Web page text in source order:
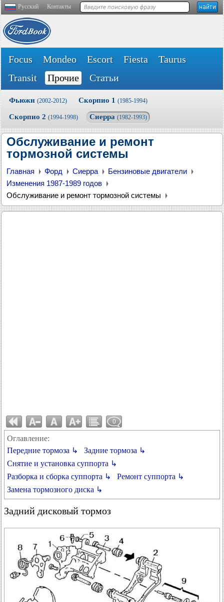
Русский Контакты
Focus Mondeo Escort Fiesta
Taurus
Transit
Прочие Статьи
Фьюжн (2002-2012) Скорпио 1 (1985-1994)
Скорпио 2 (1994-1998) Сиерра (1982-1993)
Обслуживание и ремонт
тормозной системы
Главная Форд Сиерра
Бензиновые двигатели
Изменения 1987-1989 годов
Обслуживание и ремонт тормозной системы
0
Оглавление:
Передние тормоза ↳
Задние тормоза ↳
Снятие и установка суппорта ↳
Разборка и сборка суппорта ↳
Ремонт суппорта ↳
Замена тормозного диска ↳
Задний дисковый тормоз